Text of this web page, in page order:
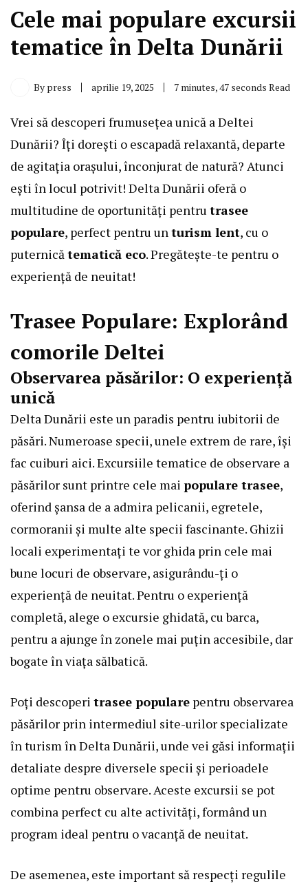
Cele mai populare excursii
tematice în Delta Dunării
By press aprilie 19, 2025 7 minutes, 47 seconds Read
Vrei să descoperi frumusețea unică a Deltei
Dunării? Îți dorești o escapadă relaxantă, departe
de agitația orașului, înconjurat de natură? Atunci
ești în locul potrivit! Delta Dunării oferă o
multitudine de oportunități pentru trasee
populare, perfect pentru un turism lent, cu o
puternică tematică eco. Pregătește-te pentru o
experiență de neuitat!
Trasee Populare: Explorând
comorile Deltei
Observarea păsărilor: O experiență
unică
Delta Dunării este un paradis pentru iubitorii de
păsări. Numeroase specii, unele extrem de rare, își
fac cuiburi aici. Excursiile tematice de observare a
păsărilor sunt printre cele mai populare trasee,
oferind șansa de a admira pelicanii, egretele,
cormoranii și multe alte specii fascinante. Ghizii
locali experimentați te vor ghida prin cele mai
bune locuri de observare, asigurându-ți o
experiență de neuitat. Pentru o experiență
completă, alege o excursie ghidată, cu barca,
pentru a ajunge în zonele mai puțin accesibile, dar
bogate în viața sălbatică.
Poți descoperi trasee populare pentru observarea
păsărilor prin intermediul site-urilor specializate
în turism în Delta Dunării, unde vei găsi informații
detaliate despre diversele specii și perioadele
optime pentru observare. Aceste excursii se pot
combina perfect cu alte activități, formând un
program ideal pentru o vacanță de neuitat.
De asemenea, este important să respecți regulile